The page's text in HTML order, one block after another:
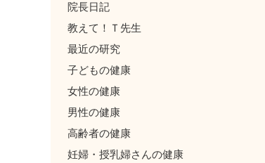
院長日記
教えて！Ｔ先生
最近の研究
子どもの健康
女性の健康
男性の健康
高齢者の健康
妊婦・授乳婦さんの健康